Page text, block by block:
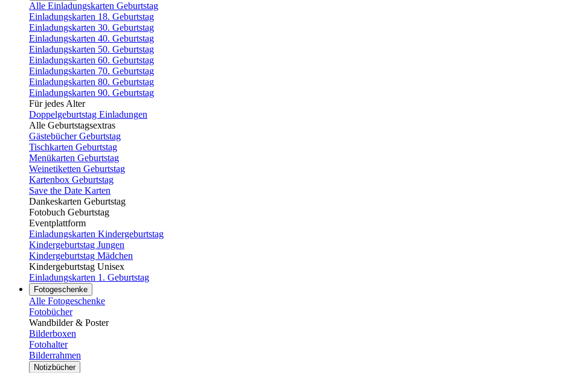
Alle Einladungskarten Geburtstag
Einladungskarten 18. Geburtstag
Einladungskarten 30. Geburtstag
Einladungskarten 40. Geburtstag
Einladungskarten 50. Geburtstag
Einladungskarten 60. Geburtstag
Einladungskarten 70. Geburtstag
Einladungskarten 80. Geburtstag
Einladungskarten 90. Geburtstag
Für jedes Alter
Doppelgeburtstag Einladungen
Alle Geburtstagsextras
Gästebücher Geburtstag
Tischkarten Geburtstag
Menükarten Geburtstag
Weinetiketten Geburtstag
Kartenbox Geburtstag
Save the Date Karten
Dankeskarten Geburtstag
Fotobuch Geburtstag
Eventplattform
Einladungskarten Kindergeburtstag
Kindergeburtstag Jungen
Kindergeburtstag Mädchen
Kindergeburtstag Unisex
Einladungskarten 1. Geburtstag
Fotogeschenke
Alle Fotogeschenke
Fotobücher
Wandbilder & Poster
Bilderboxen
Fotohalter
Bilderrahmen
Notizbücher